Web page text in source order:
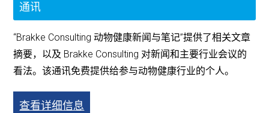
通讯
“Brakke Consulting 动物健康新闻与笔记”提供了相关文章
摘要，以及 Brakke Consulting 对新闻和主要行业会议的
看法。该通讯免费提供给参与动物健康行业的个人。
查看详细信息